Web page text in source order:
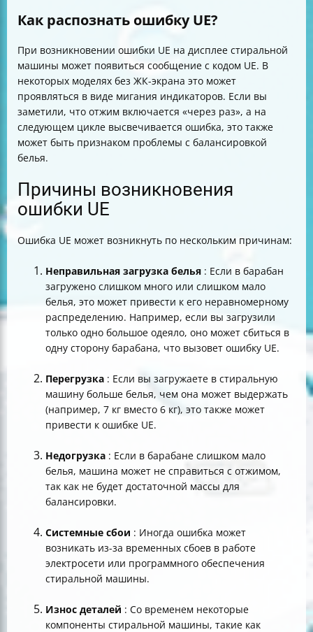
Как распознать ошибку UE?
При возникновении ошибки UE на дисплее стиральной
машины может появиться сообщение с кодом UE. В
некоторых моделях без ЖК-экрана это может
проявляться в виде мигания индикаторов. Если вы
заметили, что отжим включается «через раз», а на
следующем цикле высвечивается ошибка, это также
может быть признаком проблемы с балансировкой
белья.
Причины возникновения
ошибки UE
Ошибка UE может возникнуть по нескольким причинам:
Неправильная загрузка белья : Если в барабан
загружено слишком много или слишком мало
белья, это может привести к его неравномерному
распределению. Например, если вы загрузили
только одно большое одеяло, оно может сбиться в
одну сторону барабана, что вызовет ошибку UE.
Перегрузка : Если вы загружаете в стиральную
машину больше белья, чем она может выдержать
(например, 7 кг вместо 6 кг), это также может
привести к ошибке UE.
Недогрузка : Если в барабане слишком мало
белья, машина может не справиться с отжимом,
так как не будет достаточной массы для
балансировки.
Системные сбои : Иногда ошибка может
возникать из-за временных сбоев в работе
электросети или программного обеспечения
стиральной машины.
Износ деталей : Со временем некоторые
компоненты стиральной машины, такие как